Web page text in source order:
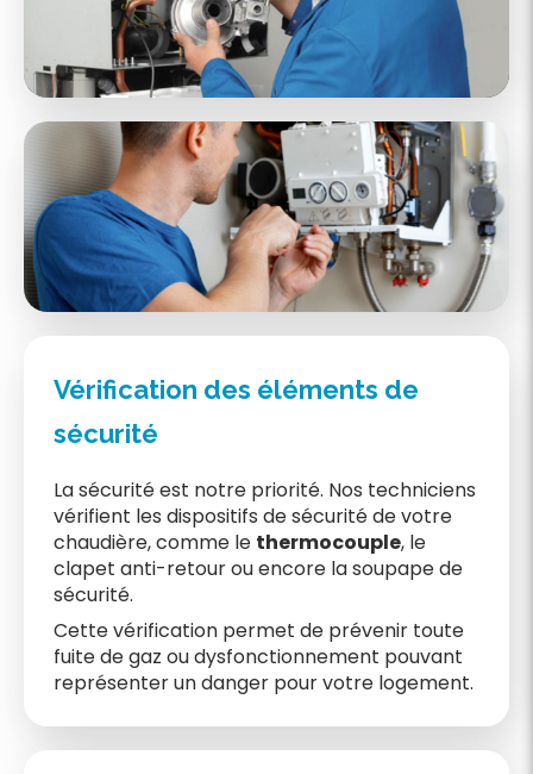
Vérification des éléments de
sécurité
La sécurité est notre priorité. Nos techniciens
vérifient les dispositifs de sécurité de votre
chaudière, comme le thermocouple, le
clapet anti-retour ou encore la soupape de
sécurité.
Cette vérification permet de prévenir toute
fuite de gaz ou dysfonctionnement pouvant
représenter un danger pour votre logement.